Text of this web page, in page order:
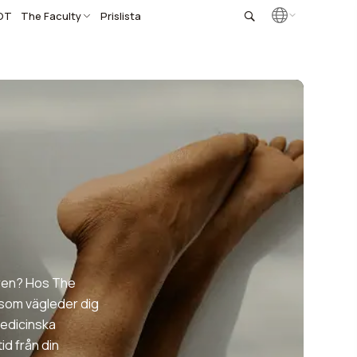
The Faculty Prislista
Hos The
vägleder dig
från din